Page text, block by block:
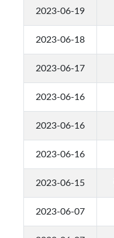
2023-06-19
2023-06-18
2023-06-17
2023-06-16
2023-06-16
2023-06-16
2023-06-15
2023-06-07